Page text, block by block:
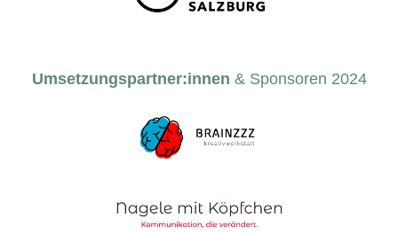
Umsetzungspartner:innen & Sponsoren 2024